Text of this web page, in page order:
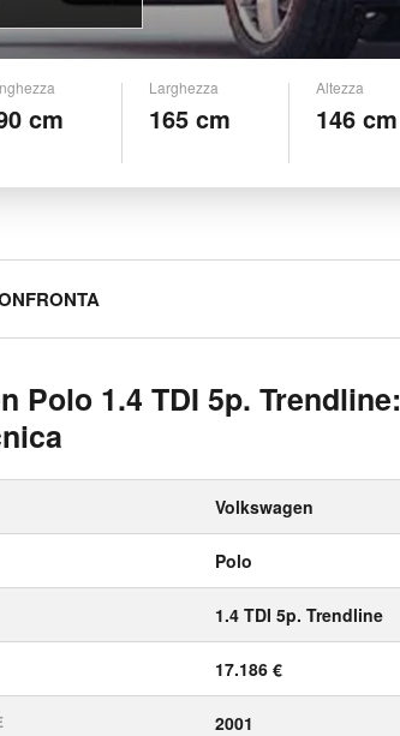
cm
Larghezza
165 cm
Altezza
146 cm
Polo 1.4 TDI 5p. Trendline:
Volkswagen
Polo
1.4 TDI 5p. Trendline
17.186 €
2001